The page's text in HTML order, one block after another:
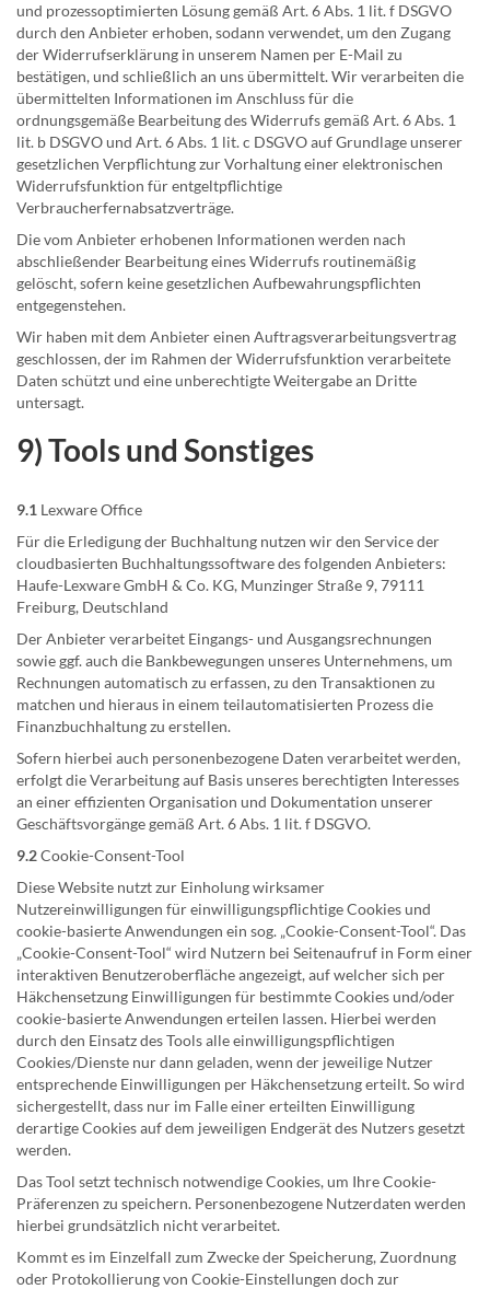
und prozessoptimierten Lösung gemäß Art. 6 Abs. 1 lit. f DSGVO
durch den Anbieter erhoben, sodann verwendet, um den Zugang
der Widerrufserklärung in unserem Namen per E-Mail zu
bestätigen, und schließlich an uns übermittelt. Wir verarbeiten die
übermittelten Informationen im Anschluss für die
ordnungsgemäße Bearbeitung des Widerrufs gemäß Art. 6 Abs. 1
lit. b DSGVO und Art. 6 Abs. 1 lit. c DSGVO auf Grundlage unserer
gesetzlichen Verpflichtung zur Vorhaltung einer elektronischen
Widerrufsfunktion für entgeltpflichtige
Verbraucherfernabsatzverträge.
Die vom Anbieter erhobenen Informationen werden nach
abschließender Bearbeitung eines Widerrufs routinemäßig
gelöscht, sofern keine gesetzlichen Aufbewahrungspflichten
entgegenstehen.
Wir haben mit dem Anbieter einen Auftragsverarbeitungsvertrag
geschlossen, der im Rahmen der Widerrufsfunktion verarbeitete
Daten schützt und eine unberechtigte Weitergabe an Dritte
untersagt.
9) Tools und Sonstiges
9.1 Lexware Office
Für die Erledigung der Buchhaltung nutzen wir den Service der
cloudbasierten Buchhaltungssoftware des folgenden Anbieters:
Haufe-Lexware GmbH & Co. KG, Munzinger Straße 9, 79111
Freiburg, Deutschland
Der Anbieter verarbeitet Eingangs- und Ausgangsrechnungen
sowie ggf. auch die Bankbewegungen unseres Unternehmens, um
Rechnungen automatisch zu erfassen, zu den Transaktionen zu
matchen und hieraus in einem teilautomatisierten Prozess die
Finanzbuchhaltung zu erstellen.
Sofern hierbei auch personenbezogene Daten verarbeitet werden,
erfolgt die Verarbeitung auf Basis unseres berechtigten Interesses
an einer effizienten Organisation und Dokumentation unserer
Geschäftsvorgänge gemäß Art. 6 Abs. 1 lit. f DSGVO.
9.2Cookie-Consent-Tool
Diese Website nutzt zur Einholung wirksamer
Nutzereinwilligungen für einwilligungspflichtige Cookies und
cookie-basierte Anwendungen ein sog. „Cookie-Consent-Tool“. Das
„Cookie-Consent-Tool“ wird Nutzern bei Seitenaufruf in Form einer
interaktiven Benutzeroberfläche angezeigt, auf welcher sich per
Häkchensetzung Einwilligungen für bestimmte Cookies und/oder
cookie-basierte Anwendungen erteilen lassen. Hierbei werden
durch den Einsatz des Tools alle einwilligungspflichtigen
Cookies/Dienste nur dann geladen, wenn der jeweilige Nutzer
entsprechende Einwilligungen per Häkchensetzung erteilt. So wird
sichergestellt, dass nur im Falle einer erteilten Einwilligung
derartige Cookies auf dem jeweiligen Endgerät des Nutzers gesetzt
werden.
Das Tool setzt technisch notwendige Cookies, um Ihre Cookie-
Präferenzen zu speichern. Personenbezogene Nutzerdaten werden
hierbei grundsätzlich nicht verarbeitet.
Kommt es im Einzelfall zum Zwecke der Speicherung, Zuordnung
oder Protokollierung von Cookie-Einstellungen doch zur